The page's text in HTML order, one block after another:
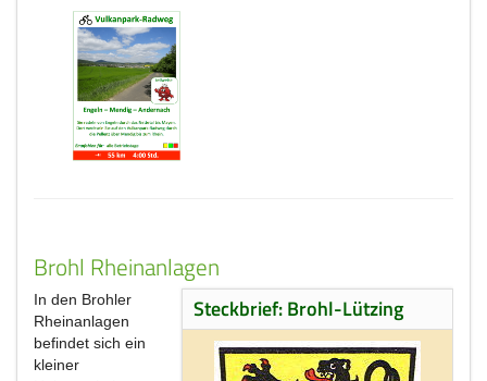
Brohl Rheinanlagen
Steckbrief: Brohl-Lützing
In den Brohler
Rheinanlagen
befindet sich ein
kleiner